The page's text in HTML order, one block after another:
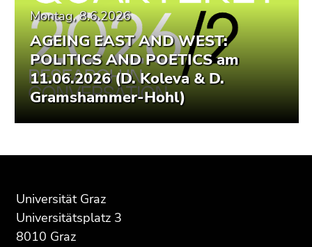
Montag, 8.6.2026
AGEING EAST AND WEST:
POLITICS AND POETICS am
11.06.2026 (D. Koleva & D.
Gramshammer-Hohl)
Seitenbereichs:
Zusatzinformationen:
Universität Graz
Universitätsplatz 3
8010 Graz
Seitenbereichs.
Übersicht
Seitenbereichs.
Übersicht